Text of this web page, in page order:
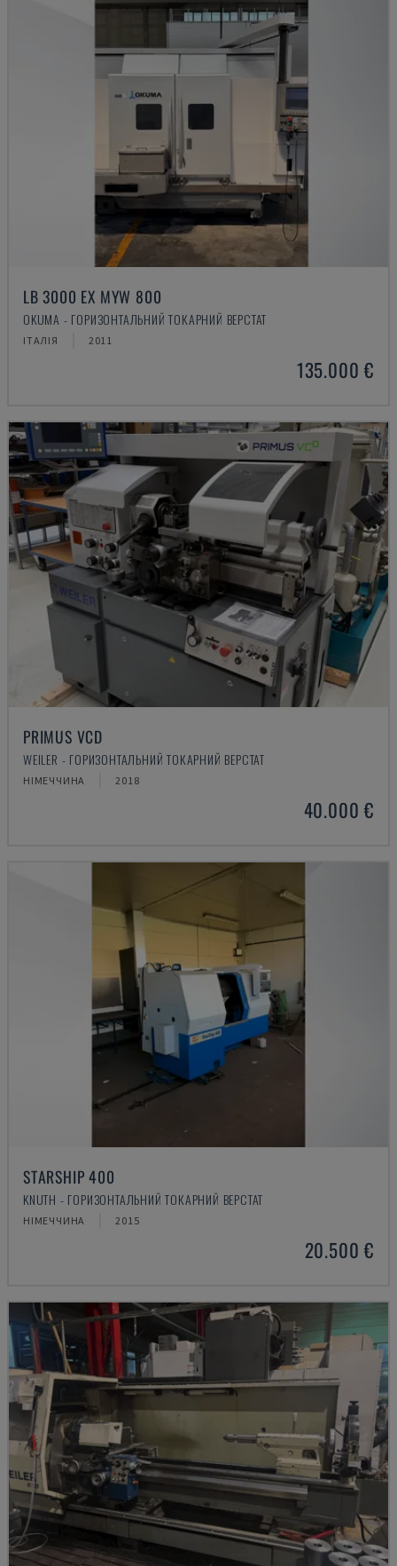
LB 3000 EX MYW 800
OKUMA - ГОРИЗОНТАЛЬНИЙ ТОКАРНИЙ ВЕРСТАТ
ІТАЛІЯ 2011
135.000 €
PRIMUS VCD
WEILER - ГОРИЗОНТАЛЬНИЙ ТОКАРНИЙ ВЕРСТАТ
НІМЕЧЧИНА 2018
40.000 €
STARSHIP 400
KNUTH - ГОРИЗОНТАЛЬНИЙ ТОКАРНИЙ ВЕРСТАТ
НІМЕЧЧИНА 2015
20.500 €